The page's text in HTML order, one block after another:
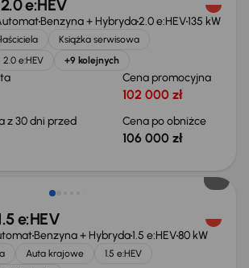
e:HEV
Benzyna + Hybryda2.0 e:HEV135 kW
Książka serwisowa
2.0 e:HEV +9 kolejnych
Cena promocyjna
102 000 zł
z 30 dni przed
Cena po obniżce
106 000 zł
e:HEV
Benzyna + Hybryda1.5 e:HEV80 kW
Auta krajowe
1.5 e:HEV